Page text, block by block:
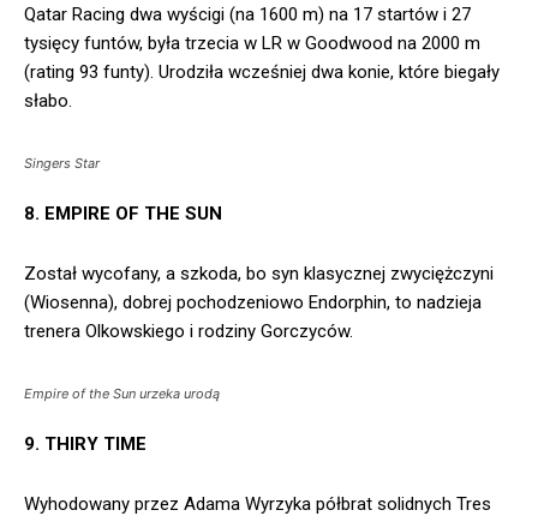
Qatar Racing dwa wyścigi (na 1600 m) na 17 startów i 27
tysięcy funtów, była trzecia w LR w Goodwood na 2000 m
(rating 93 funty). Urodziła wcześniej dwa konie, które biegały
słabo.
Singers Star
8. EMPIRE OF THE SUN
Został wycofany, a szkoda, bo syn klasycznej zwyciężczyni
(Wiosenna), dobrej pochodzeniowo Endorphin, to nadzieja
trenera Olkowskiego i rodziny Gorczyców.
Empire of the Sun urzeka urodą
9. THIRY TIME
Wyhodowany przez Adama Wyrzyka półbrat solidnych Tres